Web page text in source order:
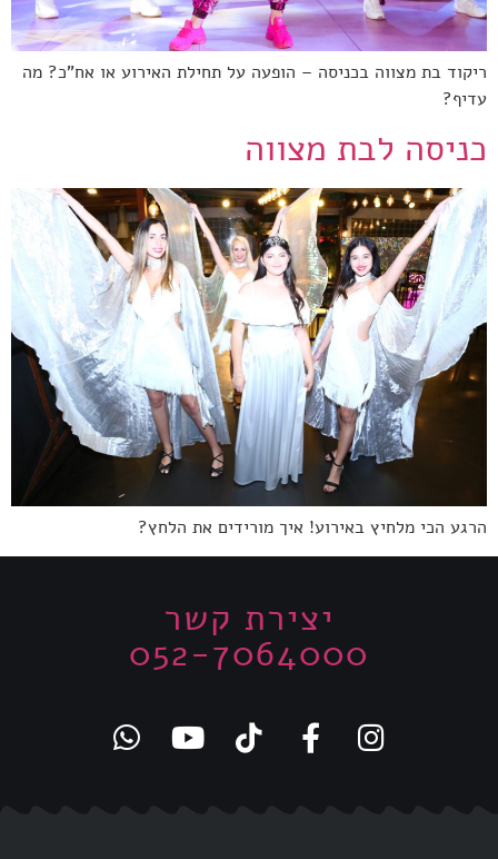
ריקוד בת מצווה בכניסה – הופעה על תחילת האירוע או אח"כ? מה
עדיף?
כניסה לבת מצווה
הרגע הכי מלחיץ באירוע! איך מורידים את הלחץ?
יצירת קשר
052-7064000